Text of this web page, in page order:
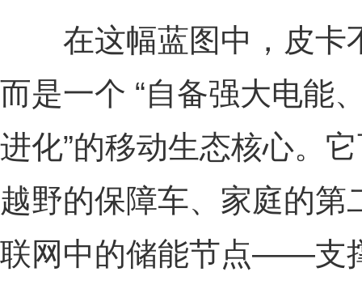
在这幅蓝图中，皮卡
而是一个 “自备强大电能
进化”的移动生态核心。
越野的保障车、家庭的
联网中的储能节点——支